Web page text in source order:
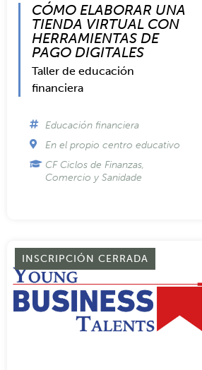
CÓMO ELABORAR UNA
TIENDA VIRTUAL CON
HERRAMIENTAS DE
PAGO DIGITALES
Taller de educación
financiera
Educación financiera
En el propio centro educativo
CF Ciclos de Finanzas,
Comercio y Sanidade
INSCRIPCIÓN CERRADA